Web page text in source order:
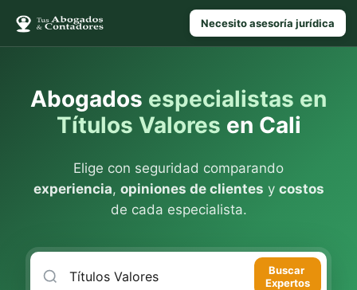
Necesito asesoría jurídica
Abogados especialistas en
Títulos Valores en Cali
Elige con seguridad comparando
experiencia, opiniones de clientes y costos
de cada especialista.
Buscar
Expertos